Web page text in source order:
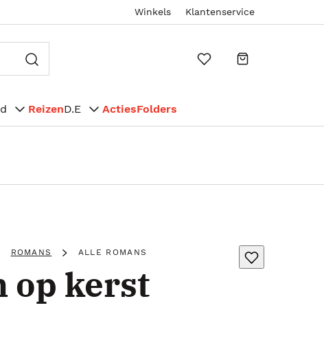
Winkels Klantenservice
ReizenD.E ActiesFolders
ROMANS ALLE ROMANS
op kerst